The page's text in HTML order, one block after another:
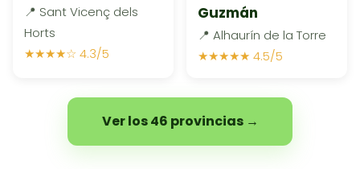
📍 Sant Vicenç dels
Horts
★★★★☆ 4.3/5
Guzmán
📍 Alhaurín de la Torre
★★★★★ 4.5/5
Ver los 46 provincias →